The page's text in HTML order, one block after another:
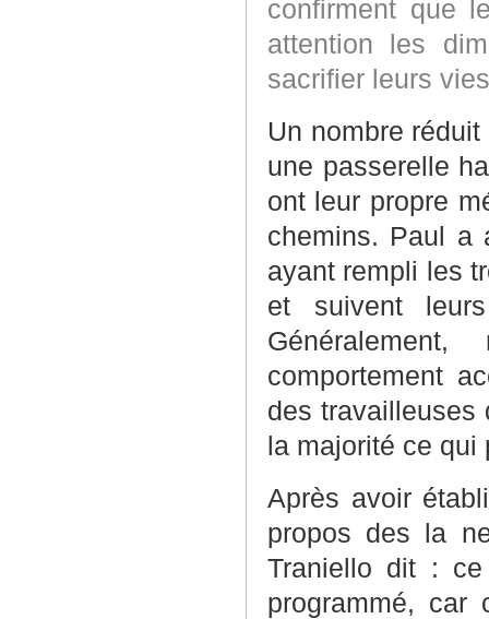
confirment que
attention les
sacrifier leurs
Un nombre
une passerelle
ont leur propre
chemins. Paul a
ayant rempli les
et suivent
comportement
des travailleuses
la majorité ce qui
Après avoir
propos des la
Traniello dit :
programmé, car